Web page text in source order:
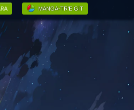
MANGA-TR'E GIT